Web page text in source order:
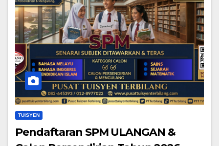
TUISYEN
Pendaftaran SPM ULANGAN &